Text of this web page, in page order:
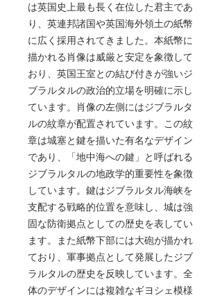
は英国史上最も長く在位した君主であ
り、英連邦諸国や英国海外領土の紙幣
に広く採用されてきました。本紙幣に
描かれる肖像は威厳と安定を象徴して
おり、英国王室との結び付きが強いジ
ブラルタルの政治的立場を明確に示し
ています。肖像の左側にはジブラルタ
ルの紋章が配置されています。この紋
章は城塞と鍵を描いた有名なデザイン
であり、「地中海への鍵」と呼ばれる
ジブラルタルの地政学的重要性を象徴
しています。鍵はジブラルタル海峡を
支配する戦略的位置を意味し、城は強
固な防衛拠点としての歴史を表してい
ます。また紙幣下部には大砲が描かれ
ており、軍事拠点として発展したジブ
ラルタルの歴史を反映しています。全
体のデザインには複雑なギヨシェ模様